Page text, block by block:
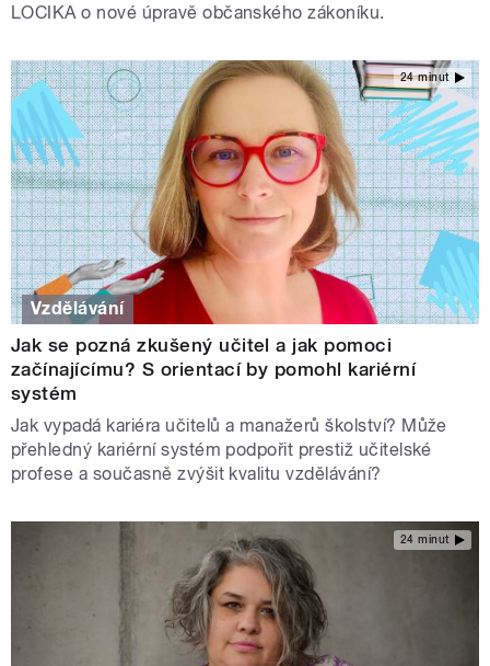
LOCIKA o nové úpravě občanského zákoníku.
24 minut
Vzdělávání
Jak se pozná zkušený učitel a jak pomoci
začínajícímu? S orientací by pomohl kariérní
systém
Jak vypadá kariéra učitelů a manažerů školství? Může
přehledný kariérní systém podpořit prestiž učitelské
profese a současně zvýšit kvalitu vzdělávání?
24 minut